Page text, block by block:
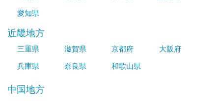
愛知県
近畿地方
三重県 滋賀県 京都府
大阪府
兵庫県
奈良県 和歌山県
中国地方